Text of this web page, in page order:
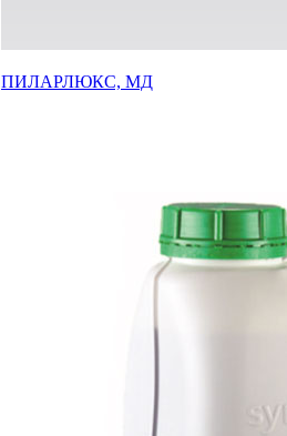
ПИЛАРЛЮКС, МД